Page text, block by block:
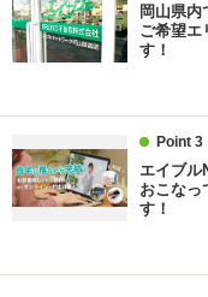
ほか初期費用 合計2.2
情報更新日 2026/
次回更新予定日 2026/
岡山県内
ご希望エ
す！
Point 3
エイブル
おこなっ
す！